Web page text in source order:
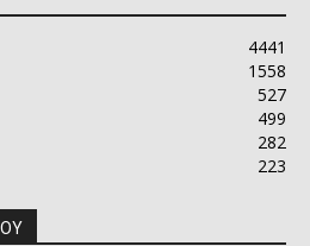
4441
1558
527
499
282
223